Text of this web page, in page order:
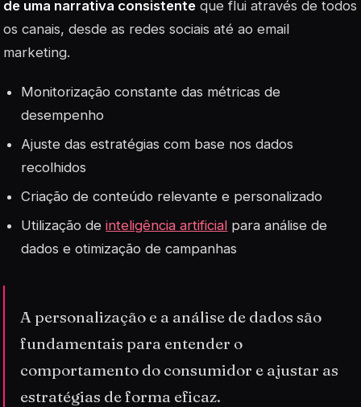
de uma narrativa consistente que flui através de todos
os canais, desde as redes sociais até ao email
marketing.
Monitorização constante das métricas de
desempenho
Ajuste das estratégias com base nos dados
recolhidos
Criação de conteúdo relevante e personalizado
Utilização deinteligência artificial para análise de
dados e otimização de campanhas
A personalização e a análise de dados são
fundamentais para entender o
comportamento do consumidor e ajustar as
estratégias de forma eficaz.